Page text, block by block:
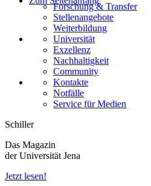
Forschung & Transfer
Stellenangebote
Weiterbildung
Universität
Exzellenz
Nachhaltigkeit
Community
Kontakte
Notfälle
Service für Medien
Schiller
Das Magazin
der Universität Jena
Jetzt lesen!